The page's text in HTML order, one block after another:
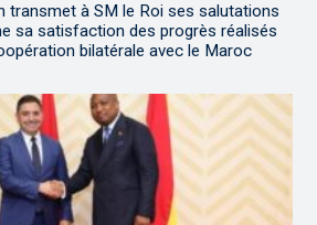
transmet à SM le Roi ses salutations
sa satisfaction des progrès réalisés
bilatérale avec le Maroc